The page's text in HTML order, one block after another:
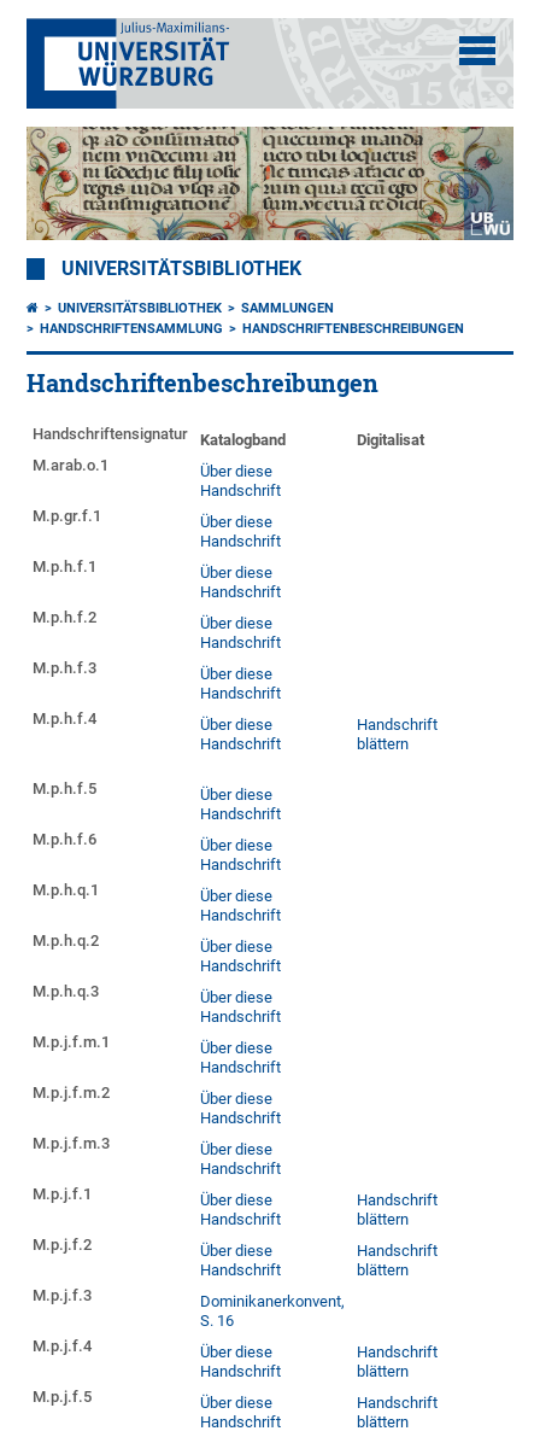
UNIVERSITÄTSBIBLIOTHEK
UNIVERSITÄTSBIBLIOTHEK
SAMMLUNGEN
HANDSCHRIFTENSAMMLUNG
HANDSCHRIFTENBESCHREIBUNGEN
Handschriftenbeschreibungen
Handschriftensignatur Katalogband
Digitalisat
M.arab.o.1
Über diese
Handschrift
M.p.gr.f.1
Über diese
Handschrift
M.p.h.f.1
Über diese
Handschrift
M.p.h.f.2
Über diese
Handschrift
M.p.h.f.3
Über diese
Handschrift
M.p.h.f.4
Über diese
Handschrift
Handschrift
blättern
M.p.h.f.5
Über diese
Handschrift
M.p.h.f.6
Über diese
Handschrift
M.p.h.q.1
Über diese
Handschrift
M.p.h.q.2
Über diese
Handschrift
M.p.h.q.3
Über diese
Handschrift
M.p.j.f.m.1
Über diese
Handschrift
M.p.j.f.m.2
Über diese
Handschrift
M.p.j.f.m.3
Über diese
Handschrift
M.p.j.f.1
Über diese
Handschrift
Handschrift
blättern
M.p.j.f.2
Über diese
Handschrift
Handschrift
blättern
M.p.j.f.3
Dominikanerkonvent,
S. 16
M.p.j.f.4
Über diese
Handschrift
Handschrift
blättern
M.p.j.f.5
Über diese
Handschrift
Handschrift
blättern